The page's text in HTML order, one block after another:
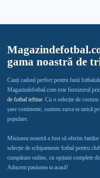
gama noastră de
Cauți cadoul perfect pentru fanii
Magazindefotbal.com este furnizorul
de fotbal ieftine. Cu o selecție de
șase continente, suntem sursa ta unică
populare.
Misiunea noastră a fost să oferim
selecție de echipamente fotbal pentru
cumpărare online, cu opțiuni complete
Aducem pasiunea ta acasă!